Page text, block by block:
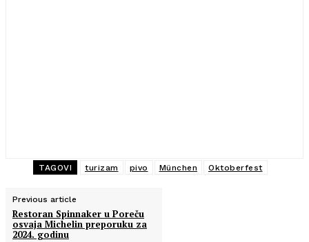
TAGOVI turizam pivo München Oktoberfest
Previous article
Restoran Spinnaker u Poreču
osvaja Michelin preporuku za
2024. godinu